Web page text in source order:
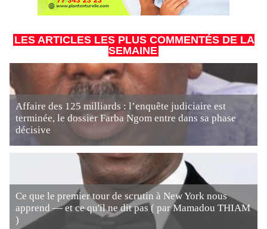
LES ARTICLES LES PLUS COMMENTÉS DE LA
SEMAINE
Affaire des 125 milliards : l’enquête judiciaire est
terminée, le dossier Farba Ngom entre dans sa phase
décisive
Ce que le premier tour de scrutin à New York nous
apprend — et ce qu'il ne dit pas ( par Mamadou THIAM
)